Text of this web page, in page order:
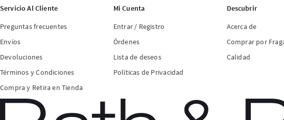
Servicio Al Cliente
Preguntas frecuentes
Envíos
Devoluciones
Términos y Condiciones
Compra y Retira en Tienda
Mi Cuenta
Entrar / Registro
Órdenes
Lista de deseos
Políticas de Privacidad
Descubrir
Acerca de
Comprar por
Calidad